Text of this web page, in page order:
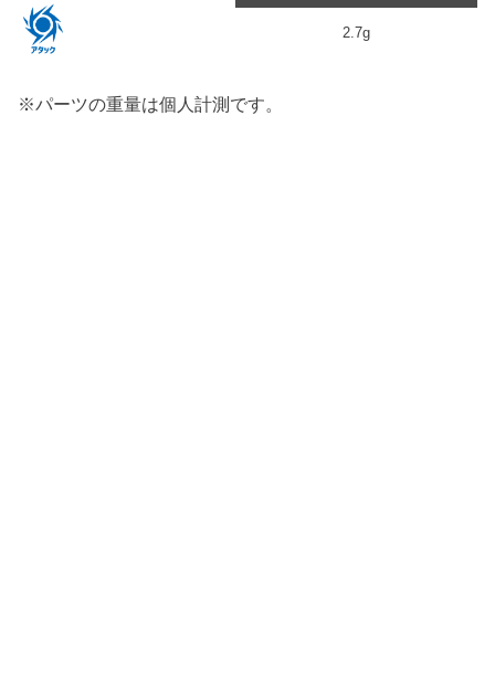
2.7g
※パーツの重量は個人計測です。